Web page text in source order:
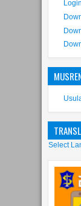
Select